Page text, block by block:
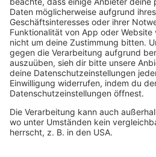
so Deine Lieblingssongs
Das Ergebnis aller
sofort jedenSonntag
80s80s Countdown –
Radio.
Hier